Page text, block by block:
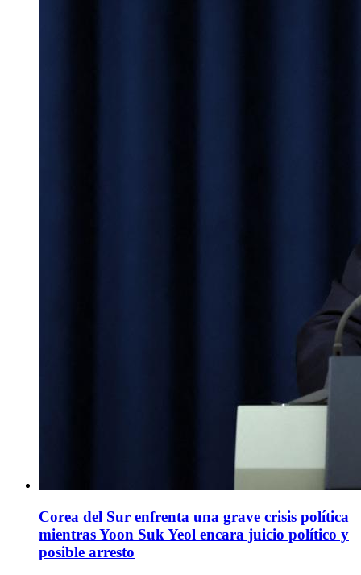
Corea del Sur enfrenta una grave crisis política
mientras Yoon Suk Yeol encara juicio político y
posible arresto